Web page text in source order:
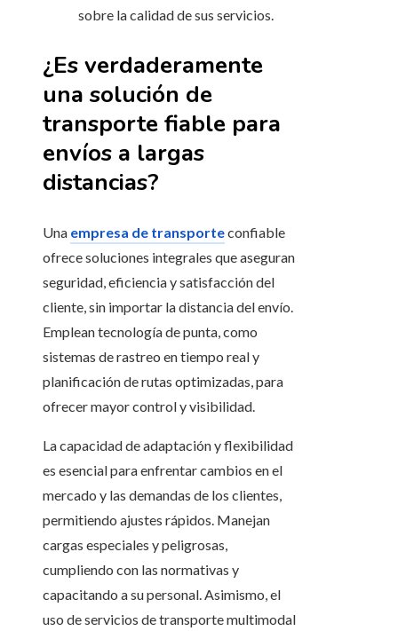
sobre la calidad de sus servicios.
¿Es verdaderamente
una solución de
transporte fiable para
envíos a largas
distancias?
Una empresa de transporteconfiable
ofrece soluciones integrales que aseguran
seguridad, eficiencia y satisfacción del
cliente, sin importar la distancia del envío.
Emplean tecnología de punta, como
sistemas de rastreo en tiempo real y
planificación de rutas optimizadas, para
ofrecer mayor control y visibilidad.
La capacidad de adaptación y flexibilidad
es esencial para enfrentar cambios en el
mercado y las demandas de los clientes,
permitiendo ajustes rápidos. Manejan
cargas especiales y peligrosas,
cumpliendo con las normativas y
capacitando a su personal. Asimismo, el
uso de servicios de transporte multimodal